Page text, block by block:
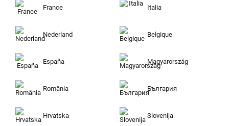
France Italia
Nederland Belgique
España Magyarország
România България
Hrvatska Slovenija